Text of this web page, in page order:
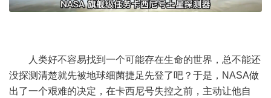
人类好不容易找到一个可能存在生命的世界，总不能还
没探测清楚就先被地球细菌捷足先登了吧？于是，NASA做
出了一个艰难的决定，在卡西尼号失控之前，主动让他自